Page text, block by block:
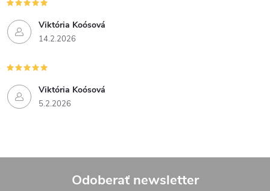
Viktória Koósová
14.2.2026
Viktória Koósová
5.2.2026
Odoberať newsletter